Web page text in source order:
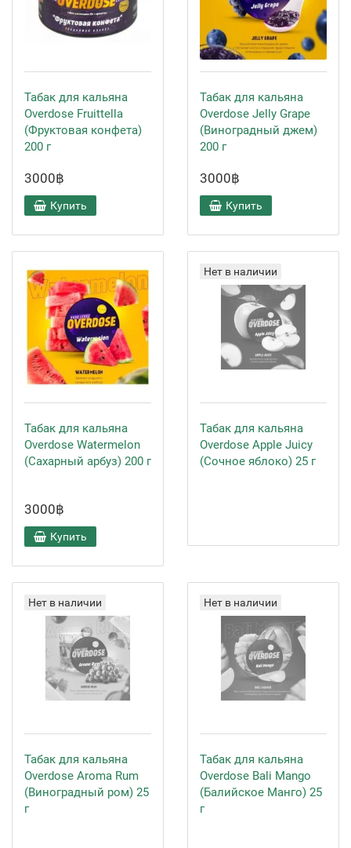
Табак для кальяна
Overdose Fruittella
(Фруктовая конфета)
200 г
3000฿
Купить
Табак для кальяна
Overdose Jelly Grape
(Виноградный джем)
200 г
3000฿
Купить
Табак для кальяна
Overdose Watermelon
(Сахарный арбуз) 200 г
3000฿
Купить
Нет в наличии
Табак для кальяна
Overdose Apple Juicy
(Сочное яблоко) 25 г
Нет в наличии
Табак для кальяна
Overdose Aroma Rum
(Виноградный ром) 25
г
Нет в наличии
Табак для кальяна
Overdose Bali Mango
(Балийское Манго) 25
г